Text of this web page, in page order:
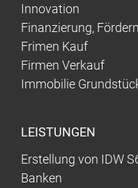
Innovation
Finanzierung,
Frimen Kauf
Firmen Verkauf
Immobilie
LEISTUNGEN
Erstellung von IDW
Banken